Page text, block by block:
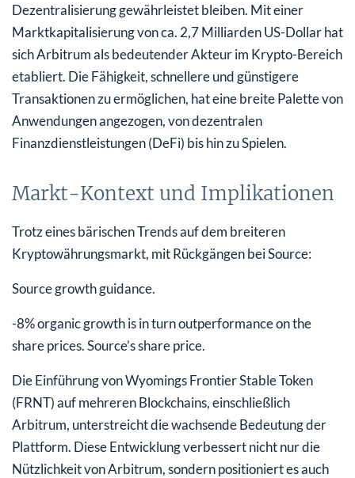
Dezentralisierung gewährleistet bleiben. Mit einer
Marktkapitalisierung von ca. 2,7 Milliarden US-Dollar hat
sich Arbitrum als bedeutender Akteur im Krypto-Bereich
etabliert. Die Fähigkeit, schnellere und günstigere
Transaktionen zu ermöglichen, hat eine breite Palette von
Anwendungen angezogen, von dezentralen
Finanzdienstleistungen (DeFi) bis hin zu Spielen.
Markt-Kontext und Implikationen
Trotz eines bärischen Trends auf dem breiteren
Kryptowährungsmarkt, mit Rückgängen bei Source:
Source growth guidance.
-8% organic growth is in turn outperformance on the
share prices. Source’s share price.
Die Einführung von Wyomings Frontier Stable Token
(FRNT) auf mehreren Blockchains, einschließlich
Arbitrum, unterstreicht die wachsende Bedeutung der
Plattform. Diese Entwicklung verbessert nicht nur die
Nützlichkeit von Arbitrum, sondern positioniert es auch